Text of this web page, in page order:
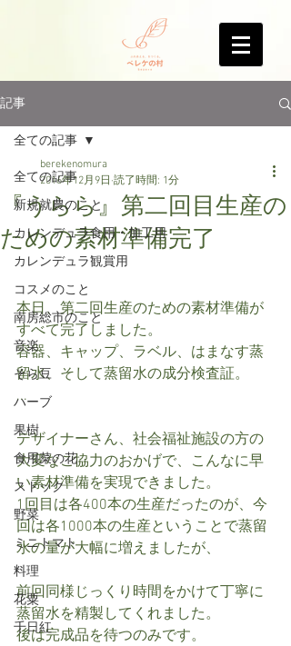
記事
全ての記事
新規就農のこと
カレンデュラ食用・加工用
カレンデュラ観賞用
コスメのこと
南房総市のこと
音楽
そら豆
ハーブ
果樹
食用菜の花
ストック
野菜
ミニトマト
料理
花粟
千日紅
全ての記事
『うらら』第二回目生産の
ための素材準備完了
berekenomura
2016年12月9日 読了時間: 1分
本日、第二回生産のための素材準備が
すべて完了しました。
容器、キャップ、ラベル、はまなす蒸
留水、そして蒸留水の成分検査証。
...
デザイナーさん、社会福祉施設の方の
大変なご協力のおかげで、こんなに早
い素材準備を実現できました。
1回目は各400本の生産だったのが、今
回は各1000本の生産ということで蒸留
水の量が大幅に増えましたが、
前回同様じっくり時間をかけて丁寧に
蒸留水を精製してくれました。
後は完成品を待つのみです。